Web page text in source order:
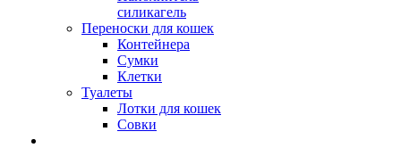
силикагель
Переноски для кошек
Контейнера
Сумки
Клетки
Туалеты
Лотки для кошек
Совки